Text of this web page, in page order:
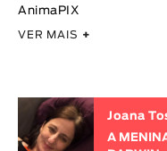
AnimaPIX
VER MAIS +
Joana
A